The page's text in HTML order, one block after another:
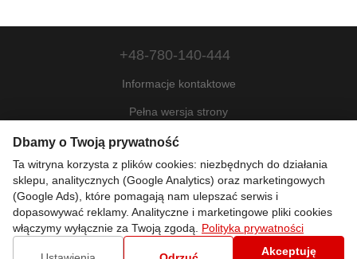
+48-780-140-444
Informacje kontaktowe
Pełna wersja strony
Mapa strony
© 2022—2026
Motohill Poland
Pl Укр Рус Eng
Sklep internetowy zbudowany z Horoshop
Dbamy o Twoją prywatność
Ta witryna korzysta z plików cookies: niezbędnych do działania
sklepu, analitycznych (Google Analytics) oraz marketingowych
(Google Ads), które pomagają nam ulepszać serwis i
dopasowywać reklamy. Analityczne i marketingowe pliki cookies
włączymy wyłącznie za Twoją zgodą. Polityka prywatności
Akceptuję